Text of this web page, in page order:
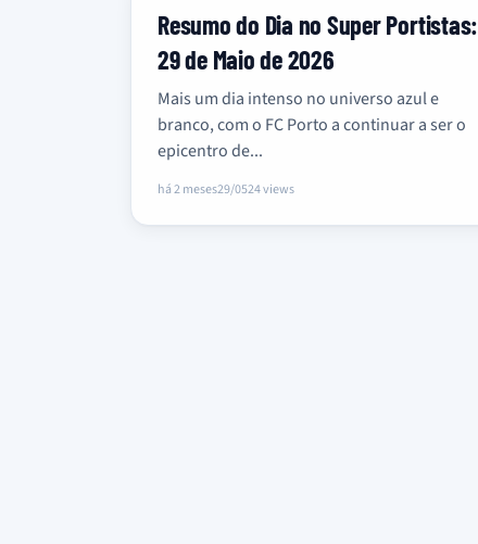
Resumo do Dia no Super Portistas:
29 de Maio de 2026
Mais um dia intenso no universo azul e
branco, com o FC Porto a continuar a ser o
epicentro de...
há 2 meses29/0524 views